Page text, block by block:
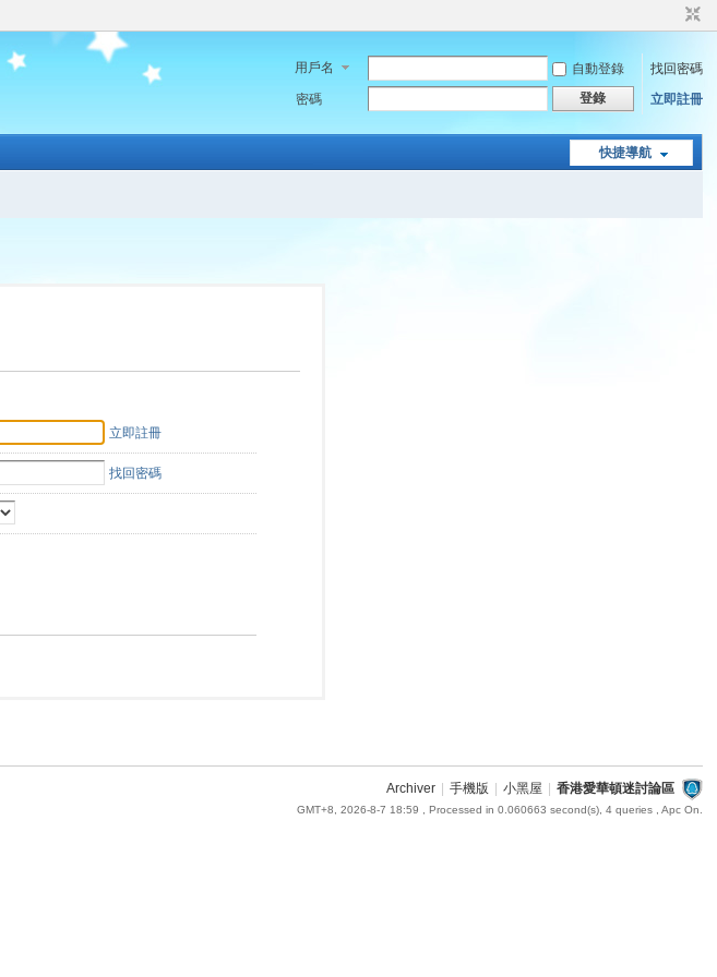
用戶名 自動登錄
找回密碼
密碼
登錄 立即註冊
快捷導航
立即註冊
找回密碼
Archiver 手機版 小黑屋 香港愛華頓迷討論區
GMT+8, 2026-8-7 18:59 , Processed in 0.060663 second(s), 4 queries , Apc On.